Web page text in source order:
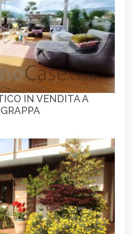
IN VENDITA A